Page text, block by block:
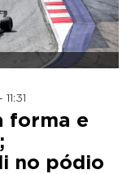
forma e
no pódio